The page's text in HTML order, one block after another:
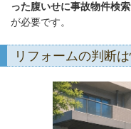
った腹いせに事故物件検
が必要です。
リフォームの判断